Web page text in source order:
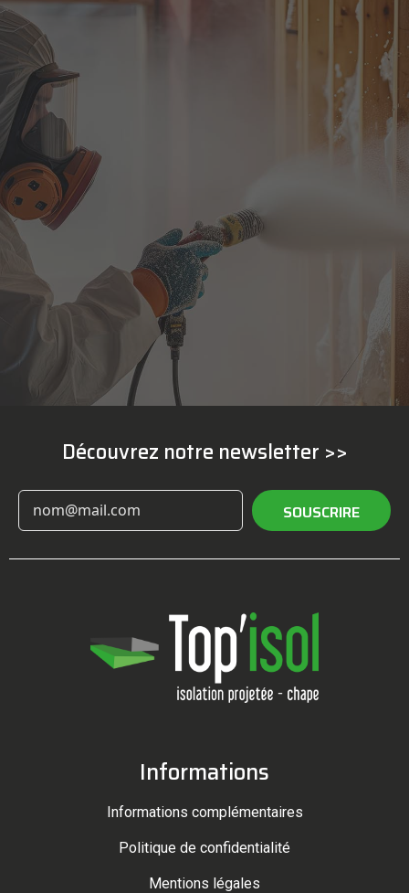
Découvrez notre newsletter >>
SOUSCRIRE
Informations
Informations complémentaires
Politique de confidentialité
Mentions légales